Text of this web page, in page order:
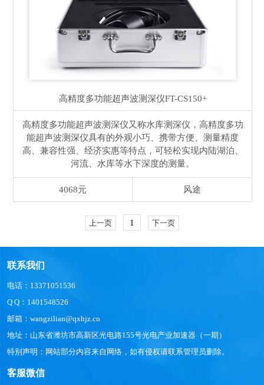
高精度多功能超声波测深仪FT-CS150+
高精度多功能超声波测深仪又称水库测深仪，高精度多功
能超声波测深仪具有的外观小巧、携带方便、测量精度
高、兼容性强、经济实惠等特点，可轻松实现内陆湖泊、
河流、水库等水下深度的测量。
4068元 风途
上一页 1 下一页
联系我们
电话：13371051536
Q Q：1401548526
邮箱：wangzilian@qxhjz.cn
地址：山东省潍坊市高新区光电路155号光电产业加速器（一期）
特别声明：网站部分内容来自网络，如有侵权请联系管理员删除。
客服微信